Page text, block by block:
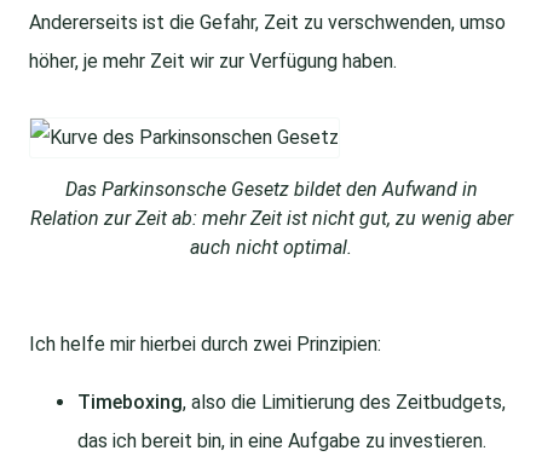
Andererseits ist die Gefahr, Zeit zu verschwenden, umso
höher, je mehr Zeit wir zur Verfügung haben.
Das Parkinsonsche Gesetz bildet den Aufwand in
Relation zur Zeit ab: mehr Zeit ist nicht gut, zu wenig aber
auch nicht optimal.
Ich helfe mir hierbei durch zwei Prinzipien:
Timeboxing, also die Limitierung des Zeitbudgets,
das ich bereit bin, in eine Aufgabe zu investieren.